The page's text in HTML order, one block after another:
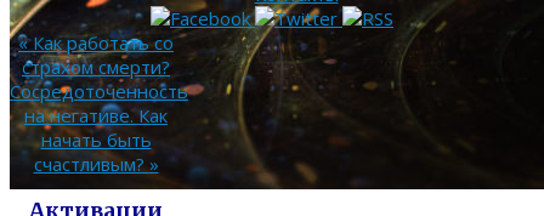
«Как работать со
страхом смерти?
Сосредоточенность
на негативе. Как
начать быть
счастливым? »
Активации